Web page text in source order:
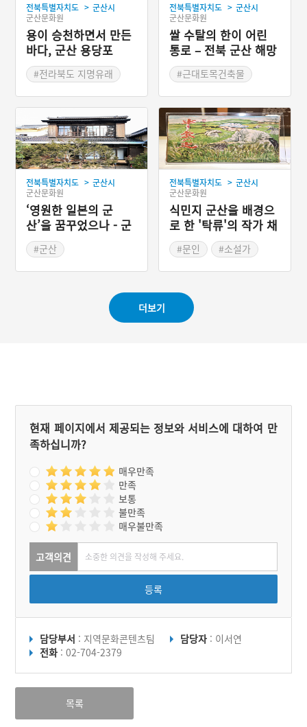
전북특별자치도 > 군산시
군산문화원
용이 승천하면서 만든
바다, 군산 용당포
#전라북도 지명유래
전북특별자치도 > 군산시
군산문화원
쌀 수탈의 한이 어린
통로 – 전북 군산 해망
굴#근대토목건축물
#군산 근대유산
#군산 가볼만한곳
전북특별자치도 > 군산시
군산문화원
‘영원한 일본의 군
산’을 꿈꾸었으나 - 군
산 신흥동 일본식 가옥
#군산
전북특별자치도 > 군산시
군산문화원
식민지 군산을 배경으
로 한 '탁류'의 작가 채
만식
#문인
#소설가
더보기
현재 페이지에서 제공되는 정보와 서비스에 대하여 만
족하십니까?
매우만족
만족
보통
불만족
매우불만족
고객의견
등록
담당부서 : 지역문화콘텐츠팀 담당자 : 이서연
전화 : 02-704-2379
목록